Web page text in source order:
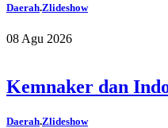
Daerah.Zlideshow
08 Agu 2026
Kemnaker dan
Daerah.Zlideshow